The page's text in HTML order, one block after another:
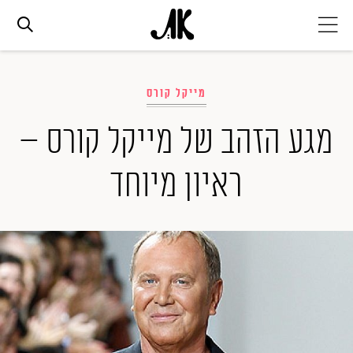
אופנה
ביוטי
סלבס
ערוצים נוספים
המגזין
מייקל קורס
מגע הזהב של מייקל קורס –
ראיון מיוחד